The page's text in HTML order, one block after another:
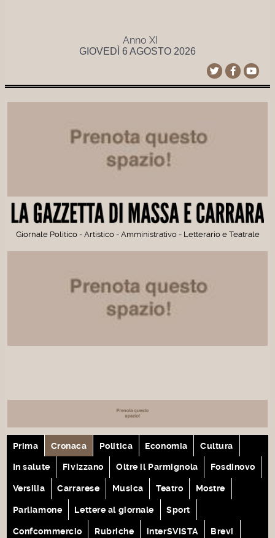
Anno XI
GIOVEDÌ 6 AGOSTO 2026
Giornale Politico - Artistico - Amministrativo - Letterario e Teatrale
Prima Cronaca Politica Economia Cultura
In salute Fivizzano Oltre il Parmignola Fosdinovo
Versilia Carrarese Musica Teatro Mostre
Parliamone Lettere al giornale Sport
Confcommercio Rubriche interSVISTA Brevi